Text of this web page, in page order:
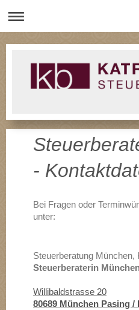
-
Bei Fragen oder
unter:
Steuerberatung München,
Steuerberaterin
Willibaldstrasse 20
80689 München Pasing /